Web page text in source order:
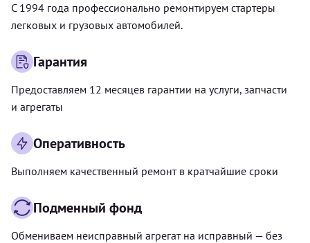
С 1994 года профессионально ремонтируем стартеры
легковых и грузовых автомобилей.
Гарантия
Предоставляем 12 месяцев гарантии на услуги, запчасти
и агрегаты
Оперативность
Выполняем качественный ремонт в кратчайшие сроки
Подменный фонд
Обмениваем неисправный агрегат на исправный — без